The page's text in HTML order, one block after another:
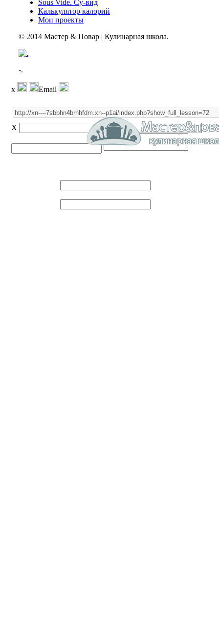
Sous Vide. Су-вид
Калькулятор калорий
Мои проекты
© 2014 Мастер & Повар | Кулинарная школа.
-.
x Email
X